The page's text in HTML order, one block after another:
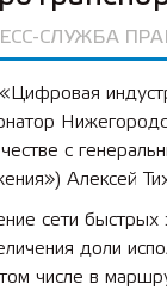
СЛУЖБА
с
Алексей
сети быстрых
доли
том числе в